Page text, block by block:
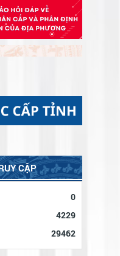
- LIỆT SĨ
CÁC ANH HÙNG
CHỨC THĂM
ĐÌNH CHÍNH
CẬP
0
4229
29462